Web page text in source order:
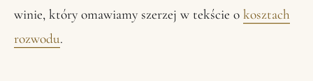
winie, który omawiamy szerzej w tekście o kosztach
rozwodu.